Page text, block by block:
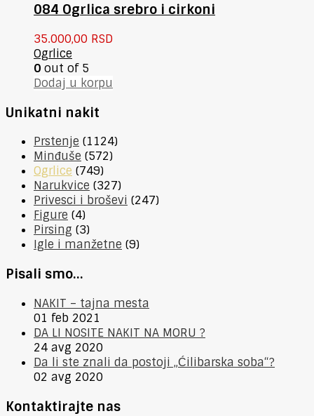
084 Ogrlica srebro i cirkoni
35.000,00 RSD
Ogrlice
0 out of 5
Dodaj u korpu
Unikatni nakit
Prstenje (1124)
Minđuše (572)
Ogrlice (749)
Narukvice (327)
Privesci i broševi (247)
Figure (4)
Pirsing (3)
Igle i manžetne (9)
Pisali smo…
NAKIT – tajna mesta
01 feb 2021
DA LI NOSITE NAKIT NA MORU ?
24 avg 2020
Da li ste znali da postoji „Ćilibarska soba“?
02 avg 2020
Kontaktirajte nas